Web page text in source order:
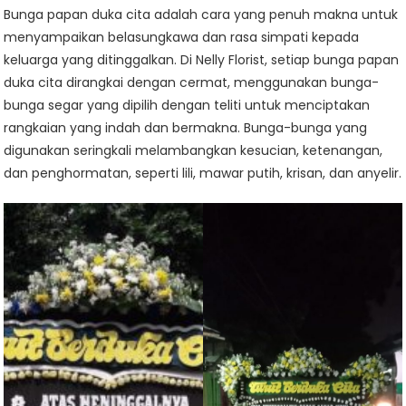
Bunga papan duka cita adalah cara yang penuh makna untuk
menyampaikan belasungkawa dan rasa simpati kepada
keluarga yang ditinggalkan. Di Nelly Florist, setiap bunga papan
duka cita dirangkai dengan cermat, menggunakan bunga-
bunga segar yang dipilih dengan teliti untuk menciptakan
rangkaian yang indah dan bermakna. Bunga-bunga yang
digunakan seringkali melambangkan kesucian, ketenangan,
dan penghormatan, seperti lili, mawar putih, krisan, dan anyelir.